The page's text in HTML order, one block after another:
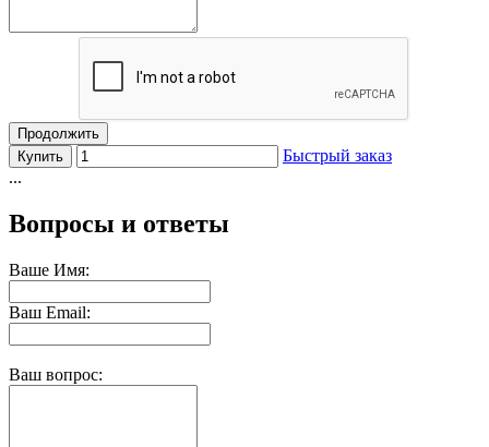
Продолжить
Купить
Быстрый заказ
...
Вопросы и ответы
Ваше Имя:
Ваш Email:
Ваш вопрос: